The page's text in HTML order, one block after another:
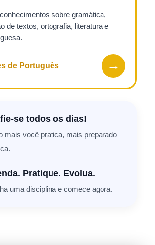
sobre gramática,
de textos, ortografia, literatura e
de Português →
se todos os dias!
mais você pratica, mais preparado
Pratique. Evolua.
uma disciplina e comece agora.